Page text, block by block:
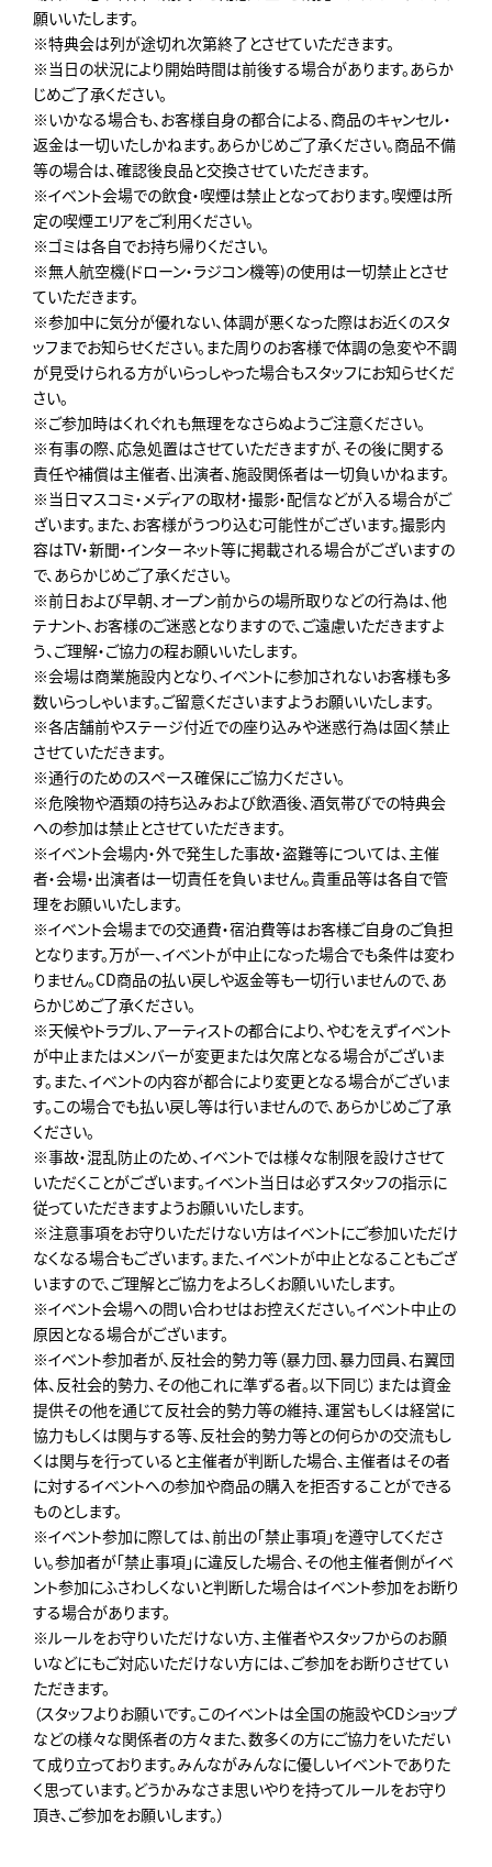
願いいたします。
※特典会は列が途切れ次第終了とさせていただきます。
※当日の状況により開始時間は前後する場合があります。あらか
じめご了承ください。
※いかなる場合も、お客様自身の都合による、商品のキャンセル・
返金は一切いたしかねます。あらかじめご了承ください。商品不備
等の場合は、確認後良品と交換させていただきます。
※イベント会場での飲食・喫煙は禁止となっております。喫煙は所
定の喫煙エリアをご利用ください。
※ゴミは各自でお持ち帰りください。
※無人航空機(ドローン・ラジコン機等)の使用は一切禁止とさせ
ていただきます。
※参加中に気分が優れない、体調が悪くなった際はお近くのスタ
ッフまでお知らせください。また周りのお客様で体調の急変や不調
が見受けられる方がいらっしゃった場合もスタッフにお知らせくだ
さい。
※ご参加時はくれぐれも無理をなさらぬようご注意ください。
※有事の際、応急処置はさせていただきますが、その後に関する
責任や補償は主催者、出演者、施設関係者は一切負いかねます。
※当日マスコミ・メディアの取材・撮影・配信などが入る場合がご
ざいます。また、お客様がうつり込む可能性がございます。撮影内
容はTV・新聞・インターネット等に掲載される場合がございますの
で、あらかじめご了承ください。
※前日および早朝、オープン前からの場所取りなどの行為は、他
テナント、お客様のご迷惑となりますので、ご遠慮いただきますよ
う、ご理解・ご協力の程お願いいたします。
※会場は商業施設内となり、イベントに参加されないお客様も多
数いらっしゃいます。ご留意くださいますようお願いいたします。
※各店舗前やステージ付近での座り込みや迷惑行為は固く禁止
させていただきます。
※通行のためのスペース確保にご協力ください。
※危険物や酒類の持ち込みおよび飲酒後、酒気帯びでの特典会
への参加は禁止とさせていただきます。
※イベント会場内・外で発生した事故・盗難等については、主催
者・会場・出演者は一切責任を負いません。貴重品等は各自で管
理をお願いいたします。
※イベント会場までの交通費・宿泊費等はお客様ご自身のご負担
となります。万が一、イベントが中止になった場合でも条件は変わ
りません。CD商品の払い戻しや返金等も一切行いませんので、あ
らかじめご了承ください。
※天候やトラブル、アーティストの都合により、やむをえずイベント
が中止またはメンバーが変更または欠席となる場合がございま
す。また、イベントの内容が都合により変更となる場合がございま
す。この場合でも払い戻し等は行いませんので、あらかじめご了承
ください。
※事故・混乱防止のため、イベントでは様々な制限を設けさせて
いただくことがございます。イベント当日は必ずスタッフの指示に
従っていただきますようお願いいたします。
※注意事項をお守りいただけない方はイベントにご参加いただけ
なくなる場合もございます。また、イベントが中止となることもござ
いますので、ご理解とご協力をよろしくお願いいたします。
※イベント会場への問い合わせはお控えください。イベント中止の
原因となる場合がございます。
※イベント参加者が、反社会的勢力等（暴力団、暴力団員、右翼団
体、反社会的勢力、その他これに準ずる者。以下同じ）または資金
提供その他を通じて反社会的勢力等の維持、運営もしくは経営に
協力もしくは関与する等、反社会的勢力等との何らかの交流もし
くは関与を行っていると主催者が判断した場合、主催者はその者
に対するイベントへの参加や商品の購入を拒否することができる
ものとします。
※イベント参加に際しては、前出の「禁止事項」を遵守してくださ
い。参加者が「禁止事項」に違反した場合、その他主催者側がイベ
ント参加にふさわしくないと判断した場合はイベント参加をお断り
する場合があります。
※ルールをお守りいただけない方、主催者やスタッフからのお願
いなどにもご対応いただけない方には、ご参加をお断りさせてい
ただきます。
（スタッフよりお願いです。このイベントは全国の施設やCDショップ
などの様々な関係者の方々また、数多くの方にご協力をいただい
て成り立っております。みんながみんなに優しいイベントでありた
く思っています。どうかみなさま思いやりを持ってルールをお守り
頂き、ご参加をお願いします。）